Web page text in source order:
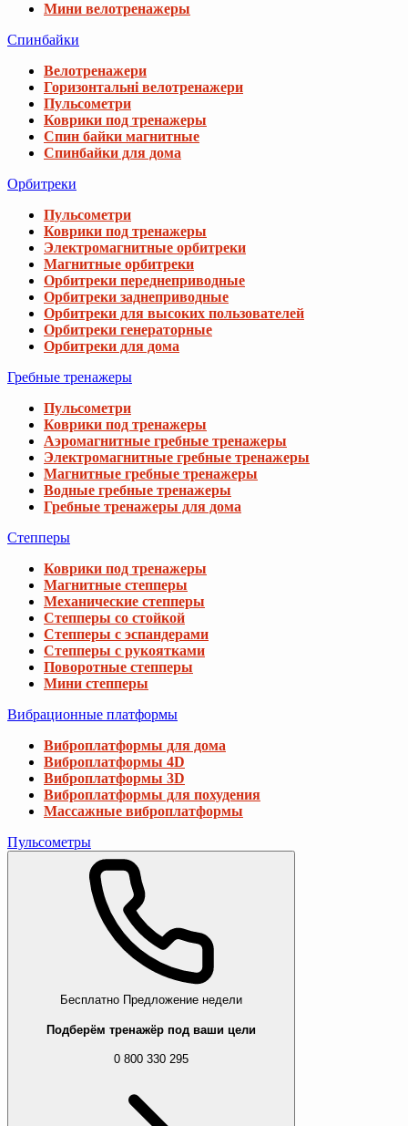
Мини велотренажеры
Спинбайки
Велотренажери
Горизонтальні велотренажери
Пульсометри
Коврики под тренажеры
Спин байки магнитные
Спинбайки для дома
Орбитреки
Пульсометри
Коврики под тренажеры
Электромагнитные орбитреки
Магнитные орбитреки
Орбитреки переднеприводные
Орбитреки заднеприводные
Орбитреки для высоких пользователей
Орбитреки генераторные
Орбитреки для дома
Гребные тренажеры
Пульсометри
Коврики под тренажеры
Аэромагнитные гребные тренажеры
Электромагнитные гребные тренажеры
Магнитные гребные тренажеры
Водные гребные тренажеры
Гребные тренажеры для дома
Степперы
Коврики под тренажеры
Магнитные степперы
Механические степперы
Степперы со стойкой
Степперы с эспандерами
Степперы с рукоятками
Поворотные степперы
Мини степперы
Вибрационные платформы
Виброплатформы для дома
Виброплатформы 4D
Виброплатформы 3D
Виброплатформы для похудения
Массажные виброплатформы
Пульсометры
Бесплатно Предложение недели
Подберём тренажёр под ваши цели
0 800 330 295